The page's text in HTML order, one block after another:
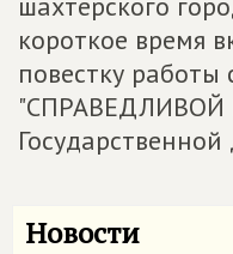
короткое время
повестку
"СПРАВЕДЛИВОЙ
Новости